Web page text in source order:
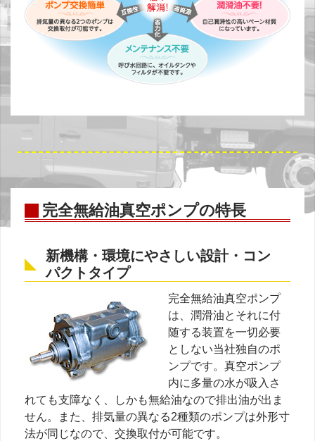
完全無給油真空ポンプの特長
新機構・環境にやさしい設計・コン
パクトタイプ
完全無給油真空ポンプ
は、潤滑油とそれに付
随する装置を一切必要
としない当社独自のポ
ンプです。真空ポンプ
内に多量の水が吸入さ
れても支障なく、しかも無給油なので排出油が出ま
せん。また、排気量の異なる2種類のポンプは外形寸
法が同じなので、交換取付が可能です。